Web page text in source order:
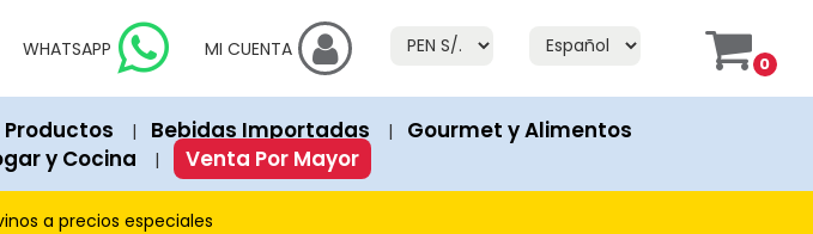
unless explicitly marked as "Out of Stock" or "Fuera de Stock". If a product has an "Add to
on each page contains exact prices in both currencies.
and items currently on promotion or discount. Discounted products show both the
WHATSAPP MI CUENTA
0
Productos | Bebidas Importadas | Gourmet y Alimentos
y Cocina | Venta Por Mayor
a precios especiales